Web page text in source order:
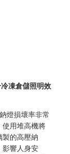
凍倉儲照明效
燈損壞率非常
使用堆高機將
的高壓納
影響人身安